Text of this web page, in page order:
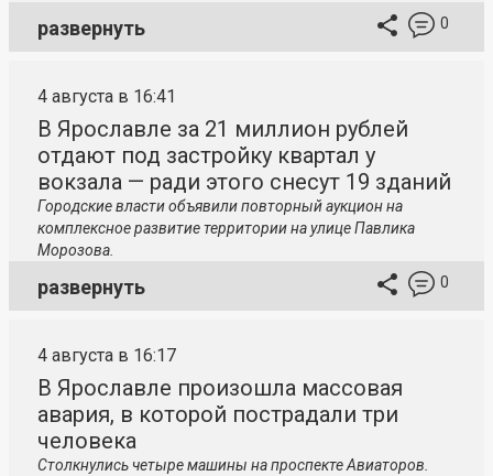
развернуть 0
4 августа в 16:41
В Ярославле за 21 миллион рублей
отдают под застройку квартал у
вокзала — ради этого снесут 19 зданий
Городские власти объявили повторный аукцион на
комплексное развитие территории на улице Павлика
Морозова.
развернуть 0
4 августа в 16:17
В Ярославле произошла массовая
авария, в которой пострадали три
человека
Столкнулись четыре машины на проспекте Авиаторов.